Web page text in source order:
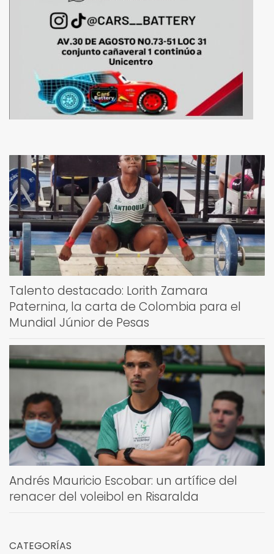
Talento destacado: Lorith Zamara
Paternina, la carta de Colombia para el
Mundial Júnior de Pesas
Andrés Mauricio Escobar: un artífice del
renacer del voleibol en Risaralda
CATEGORÍAS